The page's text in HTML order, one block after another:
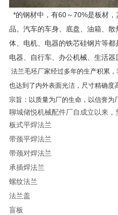
*的钢材中，有60～70%是板材
品。汽车的车身、底盘、油箱、
体、电机、电器的铁芯硅钢片等都
电器、自行车、办公机械、生活
法兰毛坯厂家经过多年的生产积累
也达到了内外表面光洁，尺寸精确度
宗旨：以质量为厂的生命，以信誉为
聊城储悦机械配件厂自成立以来
板式平焊法兰
带颈平焊法兰
带颈对焊法兰
承插焊法兰
螺纹法兰
法兰盖
盲板